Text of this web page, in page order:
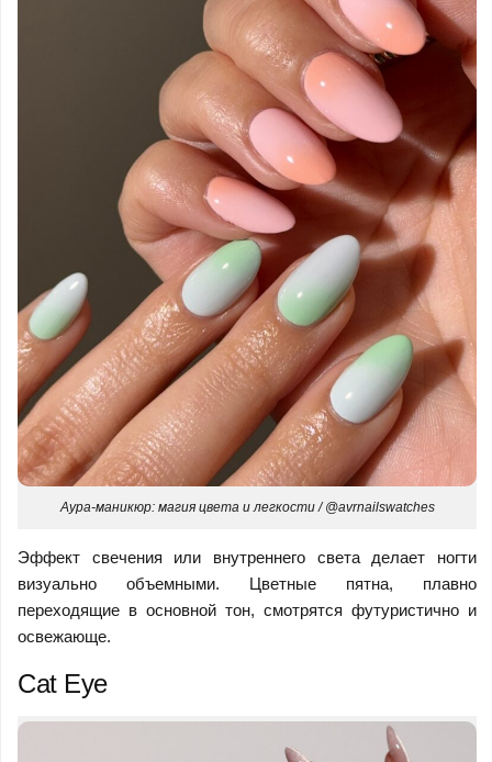
Аура-маникюр: магия цвета и легкости / @avrnailswatches
Эффект свечения или внутреннего света делает ногти
визуально объемными. Цветные пятна, плавно
переходящие в основной тон, смотрятся футуристично и
освежающе.
Cat Eye